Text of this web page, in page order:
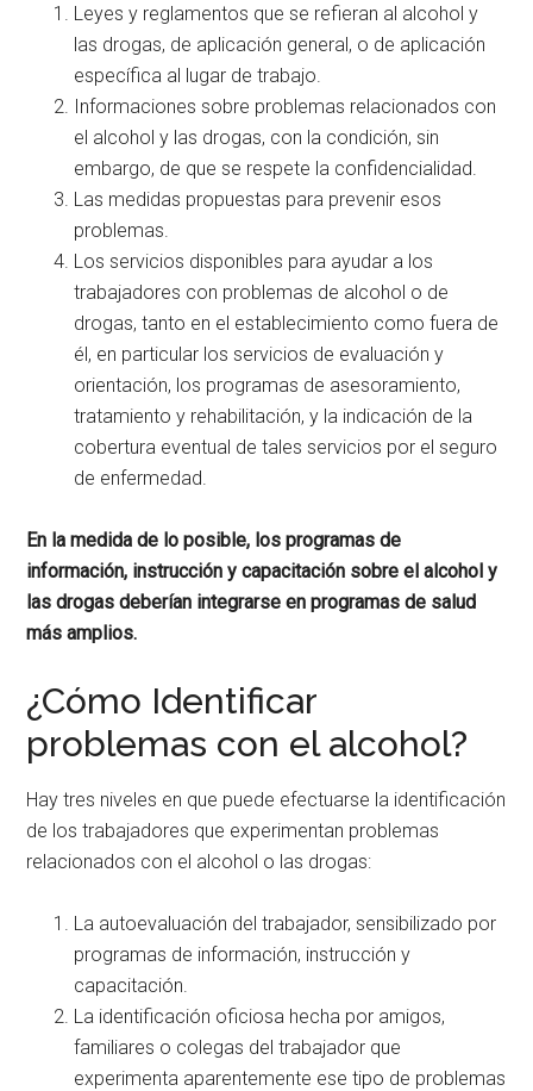
Leyes y reglamentos que se refieran al alcohol y
las drogas, de aplicación general, o de aplicación
específica al lugar de trabajo.
Informaciones sobre problemas relacionados con
el alcohol y las drogas, con la condición, sin
embargo, de que se respete la confidencialidad.
Las medidas propuestas para prevenir esos
problemas.
Los servicios disponibles para ayudar a los
trabajadores con problemas de alcohol o de
drogas, tanto en el establecimiento como fuera de
él, en particular los servicios de evaluación y
orientación, los programas de asesoramiento,
tratamiento y rehabilitación, y la indicación de la
cobertura eventual de tales servicios por el seguro
de enfermedad.
En la medida de lo posible, los programas de
información, instrucción y capacitación sobre el alcohol y
las drogas deberían integrarse en programas de salud
más amplios.
¿Cómo Identificar
problemas con el alcohol?
Hay tres niveles en que puede efectuarse la identificación
de los trabajadores que experimentan problemas
relacionados con el alcohol o las drogas:
La autoevaluación del trabajador, sensibilizado por
programas de información, instrucción y
capacitación.
La identificación oficiosa hecha por amigos,
familiares o colegas del trabajador que
experimenta aparentemente ese tipo de problemas